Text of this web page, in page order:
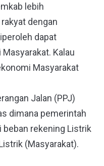
lebih
dengan
dapat
Kalau
Masyarakat
Jalan (PPJ)
dimana pemerintah
beban rekening Listrik
(Masyarakat).